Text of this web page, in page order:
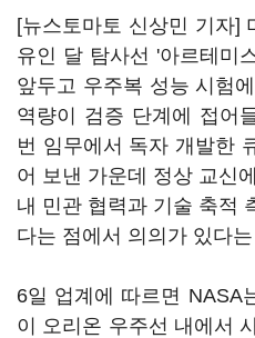
[뉴스토마토 신상민 기자]
유인 달 탐사선 '아르테미
앞두고 우주복 성능 시험
역량이 검증 단계에 접어
번 임무에서 독자 개발한
어 보낸 가운데 정상 교신
내 민관 협력과 기술 축적
다는 점에서 의의가 있다
6일 업계에 따르면 NASA
이 오리온 우주선 내에서